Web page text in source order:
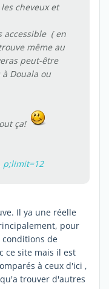
cheveux et
accessible ( en
même au
peut-être
Douala ou
ça!
p;limit=12
Il ya une réelle
pour
conditions de
ce site mais il est
à ceux d'ici ,
trouver d'autres